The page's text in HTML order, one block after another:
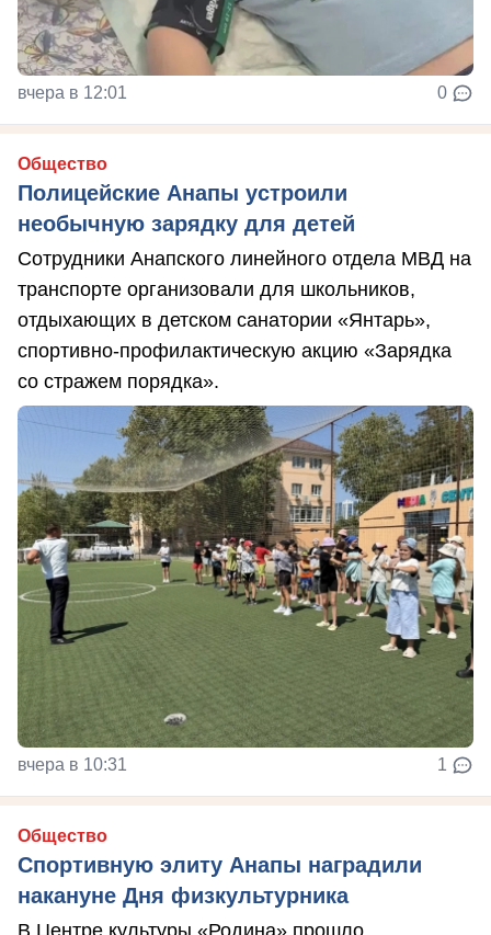
вчера в 12:01 0
Общество
Полицейские Анапы устроили
необычную зарядку для детей
Сотрудники Анапского линейного отдела МВД на
транспорте организовали для школьников,
отдыхающих в детском санатории «Янтарь»,
спортивно-профилактическую акцию «Зарядка
со стражем порядка».
вчера в 10:31 1
Общество
Спортивную элиту Анапы наградили
накануне Дня физкультурника